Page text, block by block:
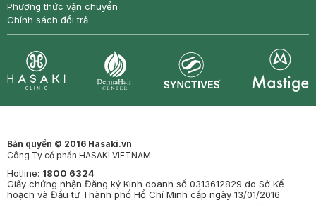
Phương thức vận chuyển
Chính sách đổi trả
Bản quyền © 2016 Hasaki.vn
Công Ty cổ phần HASAKI VIETNAM
Hotline: 1800 6324
Giấy chứng nhận Đăng ký Kinh doanh số 0313612829 do Sở Kế
hoạch và Đầu tư Thành phố Hồ Chí Minh cấp ngày 13/01/2016